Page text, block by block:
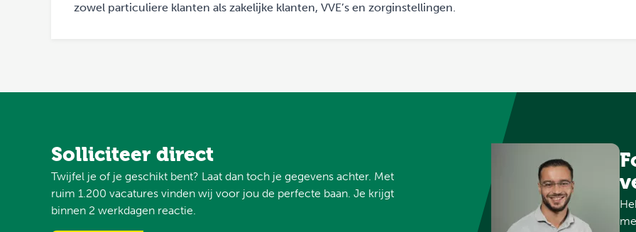
zowel particuliere klanten als zakelijke klanten, VVE’s en zorginstellingen.
Solliciteer direct
Twijfel je of je geschikt bent? Laat dan toch je gegevens achter. Met
ruim 1.200 vacatures vinden wij voor jou de perfecte baan. Je krijgt
binnen 2 werkdagen reactie.